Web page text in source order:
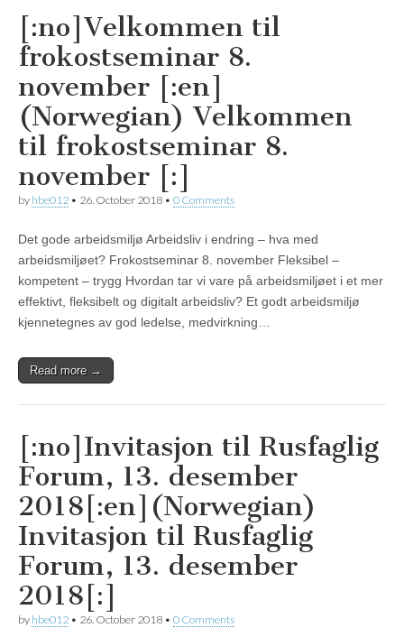
[:no]Velkommen til
frokostseminar 8.
november [:en]
(Norwegian) Velkommen
til frokostseminar 8.
november [:]
by hbe012 • 26. October 2018 • 0 Comments
Det gode arbeidsmiljø Arbeidsliv i endring – hva med
arbeidsmiljøet? Frokostseminar 8. november Fleksibel –
kompetent – trygg Hvordan tar vi vare på arbeidsmiljøet i et mer
effektivt, fleksibelt og digitalt arbeidsliv? Et godt arbeidsmiljø
kjennetegnes av god ledelse, medvirkning…
Read more →
[:no]Invitasjon til Rusfaglig
Forum, 13. desember
2018[:en](Norwegian)
Invitasjon til Rusfaglig
Forum, 13. desember
2018[:]
by hbe012 • 26. October 2018 • 0 Comments